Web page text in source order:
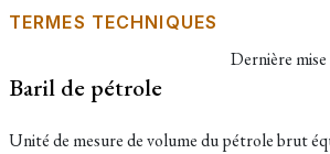
TERMES TECHNIQUES
Dernière mise
Baril de pétrole
Unité de mesure de volume du pétrole brut